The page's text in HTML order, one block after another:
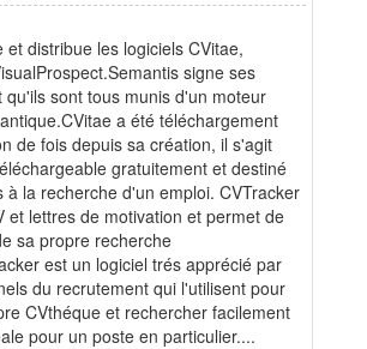
et distribue les logiciels CVitae,
signe ses
qu'ils sont tous munis d'un moteur
a été téléchargement
de fois depuis sa création, il s'agit
gratuitement et destiné
à la recherche d'un emploi. CVTracker
et lettres de motivation et permet de
sa propre recherche
est un logiciel trés apprécié par
du recrutement qui l'utilisent pour
CVthéque et rechercher facilement
pour un poste en particulier....